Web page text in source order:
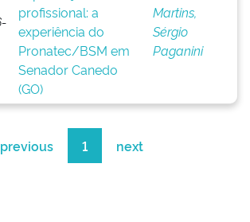
profissional: a
experiência do
Pronatec/BSM em
Senador Canedo
(GO)
Martins,
Sérgio
Paganini
previous 1 next